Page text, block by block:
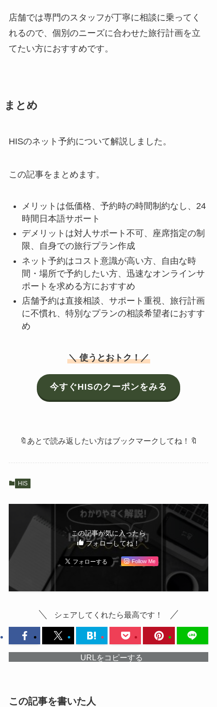
店舗では専門のスタッフが丁寧に相談に乗ってく
れるので、個別のニーズに合わせた旅行計画を立
てたい方におすすめです。
まとめ
HISのネット予約について解説しました。
この記事をまとめます。
メリットは低価格、予約時の時間制約なし、24
時間日本語サポート
デメリットは対人サポート不可、座席指定の制
限、自身での旅行プラン作成
ネット予約はコスト意識が高い方、自由な時
間・場所で予約したい方、迅速なオンラインサ
ポートを求める方におすすめ
店舗予約は直接相談、サポート重視、旅行計画
に不慣れ、特別なプランの相談希望者におすす
め
＼ 使うとおトク！／
今すぐHISのクーポンをみる
🔖あとで読み返したい方はブックマークしてね！🔖
HIS
この記事が気に入ったら
フォローしてね！
Follow Me
シェアしてくれたら最高です！
URLをコピーする
この記事を書いた人